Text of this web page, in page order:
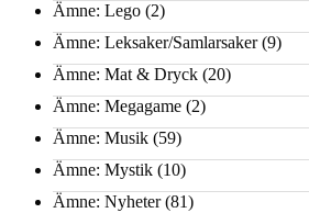
Ämne: Lego (2)
Ämne: Leksaker/Samlarsaker(9)
Ämne: Mat & Dryck (20)
Ämne: Megagame (2)
Ämne: Musik (59)
Ämne: Mystik (10)
Ämne: Nyheter(81)